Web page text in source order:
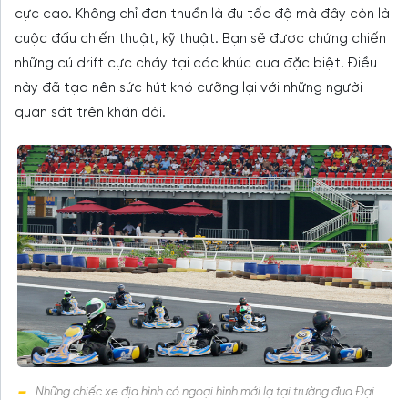
cực cao. Không chỉ đơn thuần là đu tốc độ mà đây còn là
cuộc đấu chiến thuật, kỹ thuật. Bạn sẽ được chứng chiến
những cú drift cực cháy tại các khúc cua đặc biệt. Điều
này đã tạo nên sức hút khó cưỡng lại với những người
quan sát trên khán đài.
Những chiếc xe địa hình có ngoại hình mới lạ tại trường đua Đại